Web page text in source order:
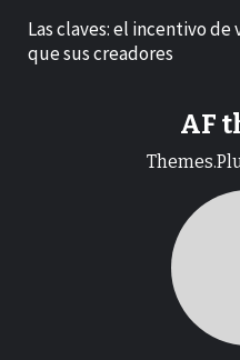
Las claves: el incentivo de
que sus creadores
AF